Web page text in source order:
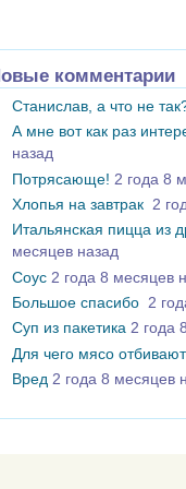
комментарии
Станислав, а что не
А мне вот как раз
назад
Потрясающе! 2 года 8
Хлопья на завтрак 2
Итальянская пицца из
месяцев назад
Соус 2 года 8 месяцев
Большое спасибо 2
Суп из пакетика 2 года
Для чего мясо отбивают
Вред 2 года 8 месяцев